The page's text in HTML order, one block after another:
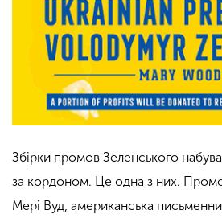
Збірки промов Зеленського
за кордоном. Це одна з них.
Мері Вуд, американська